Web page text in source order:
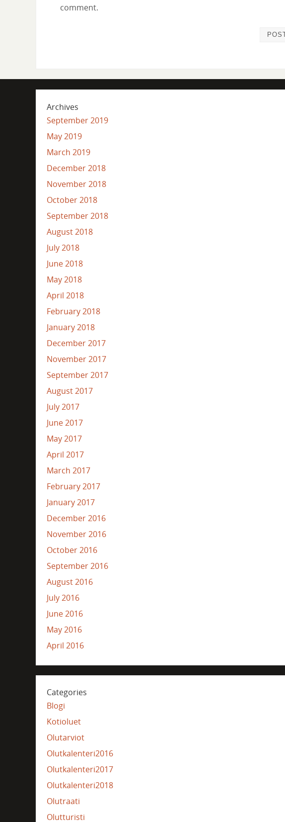
comment.
Archives
September 2019
May 2019
March 2019
December 2018
November 2018
October 2018
September 2018
August 2018
July 2018
June 2018
May 2018
April 2018
February 2018
January 2018
December 2017
November 2017
September 2017
August 2017
July 2017
June 2017
May 2017
April 2017
March 2017
February 2017
January 2017
December 2016
November 2016
October 2016
September 2016
August 2016
July 2016
June 2016
May 2016
April 2016
Categories
Blogi
Kotioluet
Olutarviot
Olutkalenteri2016
Olutkalenteri2017
Olutkalenteri2018
Olutraati
Olutturisti